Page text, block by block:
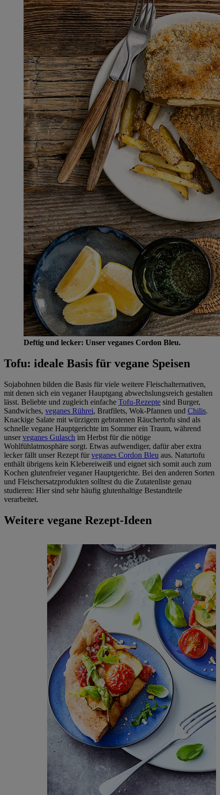
Deftig und lecker: Unser veganes Cordon Bleu.
Tofu: ideale Basis für vegane Speisen
Sojabohnen bilden die Basis für viele weitere Fleischalternativen,
mit denen sich ein veganer Hauptgang abwechslungsreich gestalten
lässt. Beliebte und zugleich einfache Tofu-Rezepte sind Burger,
Sandwiches, veganes Rührei, Bratfilets, Wok-Pfannen und Chilis.
Knackige Salate mit würzigem gebratenen Räuchertofu sind als
schnelle vegane Hauptgerichte im Sommer ein Traum, während
unserveganes Gulasch im Herbst für die nötige
Wohlfühlatmosphäre sorgt. Etwas aufwendiger, dafür aber extra
lecker fällt unser Rezept fürveganes Cordon Bleu aus. Naturtofu
enthält übrigens kein Klebereiweiß und eignet sich somit auch zum
Kochen glutenfreier veganer Hauptgerichte. Bei den anderen Sorten
und Fleischersatzprodukten solltest du die Zutatenliste genau
studieren: Hier sind sehr häufig glutenhaltige Bestandteile
verarbeitet.
Weitere vegane Rezept-Ideen